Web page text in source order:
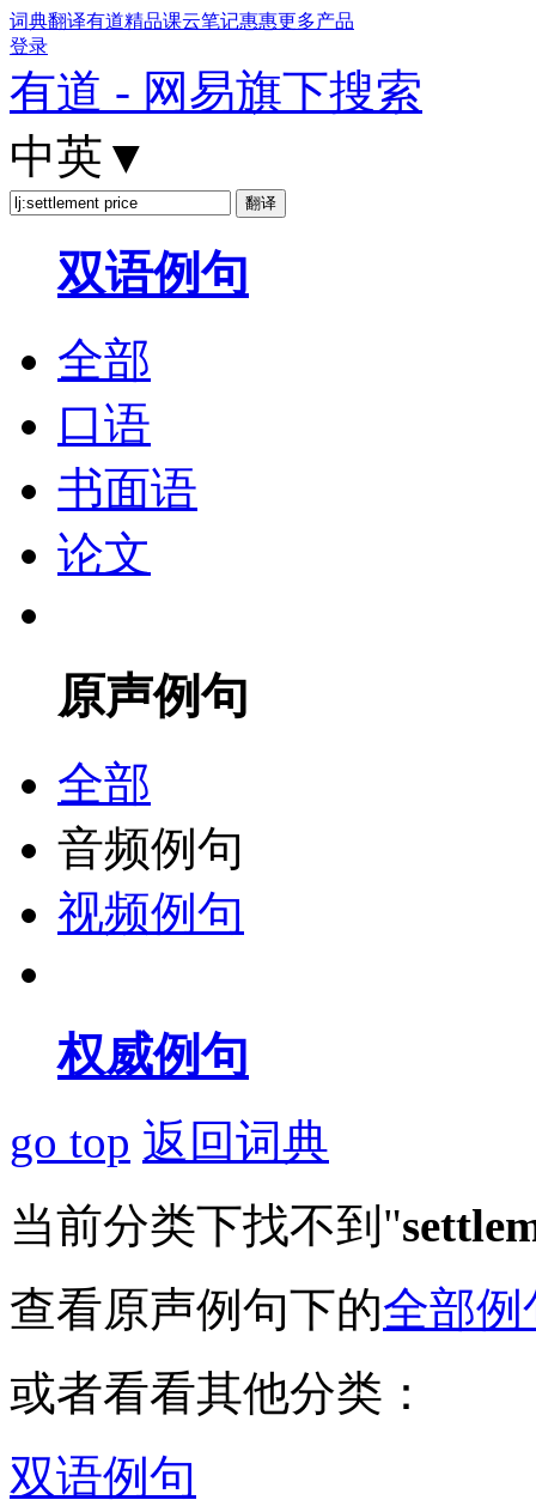
词典翻译有道精品课云笔记惠惠更多产品
登录
有道 - 网易旗下搜索
中英 ▼
双语例句
全部
口语
书面语
论文
原声例句
全部
音频例句
视频例句
权威例句
go top 返回词典
当前分类下找不到"
查看原声例句下的全部例
或者看看其他分类：
双语例句